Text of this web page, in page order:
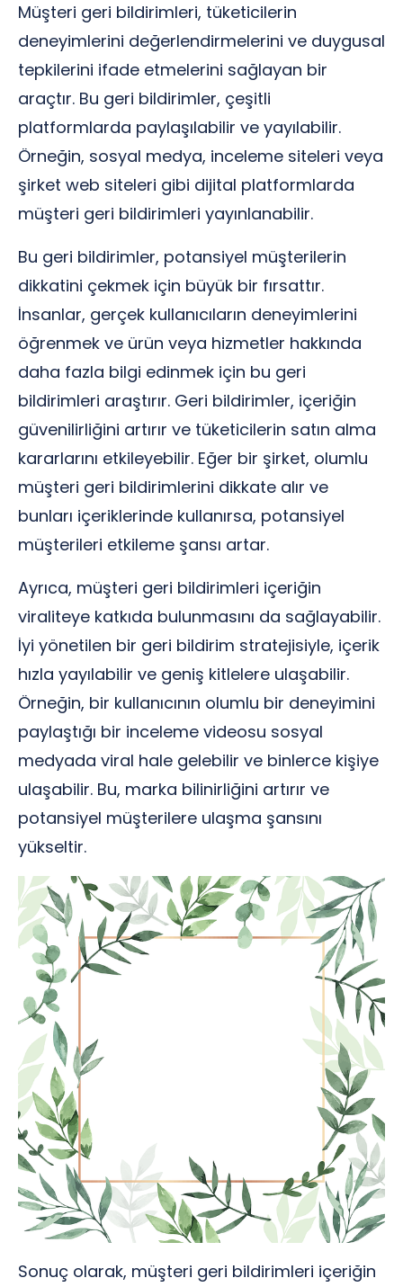
Müşteri geri bildirimleri, tüketicilerin
deneyimlerini değerlendirmelerini ve duygusal
tepkilerini ifade etmelerini sağlayan bir
araçtır. Bu geri bildirimler, çeşitli
platformlarda paylaşılabilir ve yayılabilir.
Örneğin, sosyal medya, inceleme siteleri veya
şirket web siteleri gibi dijital platformlarda
müşteri geri bildirimleri yayınlanabilir.
Bu geri bildirimler, potansiyel müşterilerin
dikkatini çekmek için büyük bir fırsattır.
İnsanlar, gerçek kullanıcıların deneyimlerini
öğrenmek ve ürün veya hizmetler hakkında
daha fazla bilgi edinmek için bu geri
bildirimleri araştırır. Geri bildirimler, içeriğin
güvenilirliğini artırır ve tüketicilerin satın alma
kararlarını etkileyebilir. Eğer bir şirket, olumlu
müşteri geri bildirimlerini dikkate alır ve
bunları içeriklerinde kullanırsa, potansiyel
müşterileri etkileme şansı artar.
Ayrıca, müşteri geri bildirimleri içeriğin
viraliteye katkıda bulunmasını da sağlayabilir.
İyi yönetilen bir geri bildirim stratejisiyle, içerik
hızla yayılabilir ve geniş kitlelere ulaşabilir.
Örneğin, bir kullanıcının olumlu bir deneyimini
paylaştığı bir inceleme videosu sosyal
medyada viral hale gelebilir ve binlerce kişiye
ulaşabilir. Bu, marka bilinirliğini artırır ve
potansiyel müşterilere ulaşma şansını
yükseltir.
Sonuç olarak, müşteri geri bildirimleri içeriğin